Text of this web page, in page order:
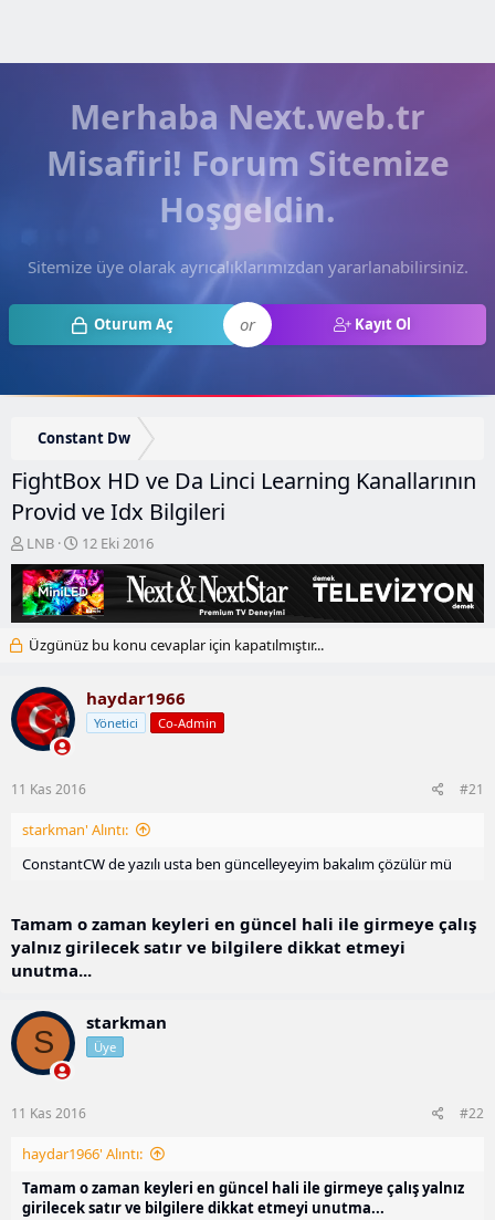
Merhaba Next.web.tr
Misafiri! Forum Sitemize
Hoşgeldin.
Sitemize üye olarak ayrıcalıklarımızdan yararlanabilirsiniz.
Oturum Aç or Kayıt Ol
Constant Dw
FightBox HD ve Da Linci Learning Kanallarının
Provid ve Idx Bilgileri
K
o
n
b
u
y
a
ş
l
a
n
LNB
B
a
ş
l
a
n
i
h
12 Eki 2016
Üzgünüz bu konu cevaplar için kapatılmıştır...
haydar1966
Yönetici Co-Admin
11 Kas 2016 #21
starkman' Alıntı:
ConstantCW de yazılı usta ben güncelleyeyim bakalım çözülür mü
Tamam o zaman keyleri en güncel hali ile girmeye çalış
yalnız girilecek satır ve bilgilere dikkat etmeyi
unutma...
S
starkman
Üye
11 Kas 2016 #22
haydar1966' Alıntı:
Tamam o zaman keyleri en güncel hali ile girmeye çalış yalnız
girilecek satır ve bilgilere dikkat etmeyi unutma...